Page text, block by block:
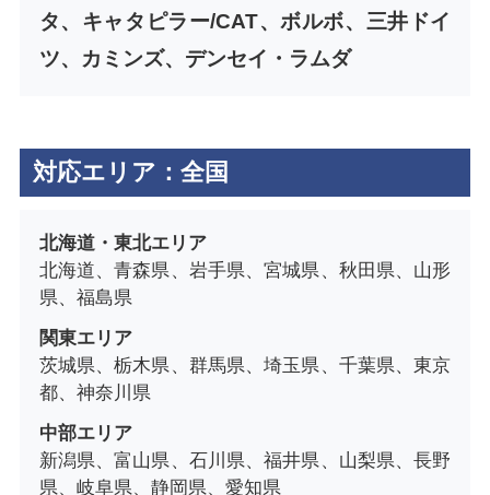
タ、キャタピラー/CAT、ボルボ、三井ドイ
ツ、カミンズ、デンセイ・ラムダ
対応エリア：全国
北海道・東北エリア
北海道、青森県、岩手県、宮城県、秋田県、山形
県、福島県
関東エリア
茨城県、栃木県、群馬県、埼玉県、千葉県、東京
都、神奈川県
中部エリア
新潟県、富山県、石川県、福井県、山梨県、長野
県、岐阜県、静岡県、愛知県